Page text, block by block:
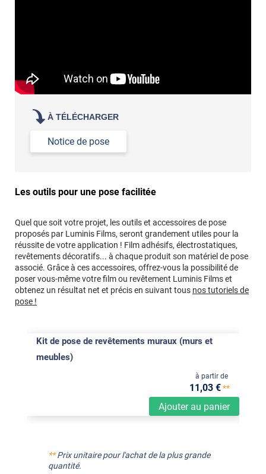
À TÉLÉCHARGER
Notice de pose
Les outils pour une pose facilitée
Quel que soit votre projet, les outils et accessoires de pose
proposés par Luminis Films, seront grandement utiles pour la
réussite de votre application ! Film adhésifs, électrostatiques,
revêtements décoratifs... à chaque produit son matériel de pose
associé. Grâce à ces accessoires, offrez-vous la possibilité de
poser vous-même votre film ou revêtement Luminis Films et
obtenez un résultat net et précis en suivant tous nos tutoriels de
pose !
Kit de pose de revêtements muraux (murs et
meubles)
Ajouter au panier
à partir de
11,03 €**
**Prix unitaire pour l'achat de la plus grande
quantité.